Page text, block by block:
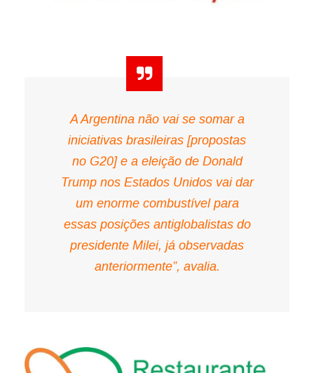
A Argentina não vai se somar a
iniciativas brasileiras [propostas
no G20] e a eleição de Donald
Trump nos Estados Unidos vai dar
um enorme combustível para
essas posições antiglobalistas do
presidente Milei, já observadas
anteriormente”, avalia.